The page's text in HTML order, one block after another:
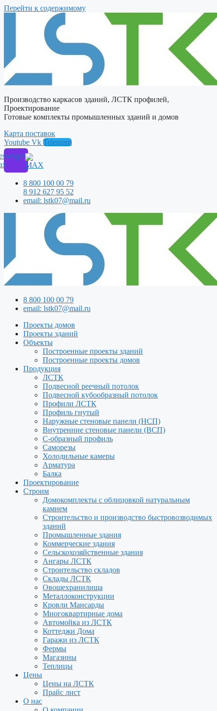
Перейти к содержимому
Производство каркасов зданий, ЛСТК профилей,
Проектирование
Готовые комплекты промышленных зданий и домов
Карта поставок
Youtube Vk Telegram
8 800 100 00 79
8 912 627 95 52
email: lstk07@mail.ru
8 800 100 00 79
email: lstk07@mail.ru
Проекты домов
Проекты зданий
Объекты
Построенные проекты зданий
Построенные проекты домов
Продукция
ЛСТК
Подвесной реечный потолок
Подвесной кубообразный потолок
Профили ЛСТК
Профиль гнутый
Наружные стеновые панели (НСП)
Внутренние стеновые панели (ВСП)
С-образный профиль
Саморезы
Холодильные камеры
Арматура
Балка
Проектирование
Строим
Домокомплекты с облицовкой натуральным
камнем
Строительство и производство быстровозводимых
зданий
Промышленные здания
Коммерческие здания
Сельскохозяйственные здания
Ангары ЛСТК
Строительство складов
Склады ЛСТК
Овощехранилища
Металлоконструкции
Кровли Мансарды
Многоквартирные дома
Автомойка из ЛСТК
Коттеджи Дома
Гаражи из ЛСТК
Фермы
Магазины
Теплицы
Цены
Цены на ЛСТК
Прайс лист
О нас